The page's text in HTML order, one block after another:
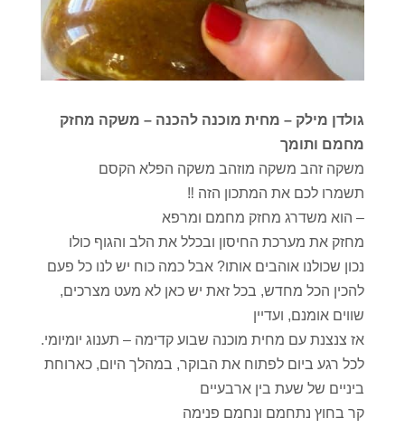
גולדן מילק – מחית מוכנה להכנה – משקה מחזק
מחמם ותומך
משקה זהב משקה מוזהב משקה הפלא הקסם
תשמרו לכם את המתכון הזה ‼️
– הוא משדרג מחזק מחמם ומרפא
מחזק את מערכת החיסון ובכלל את הלב והגוף כולו
נכון שכולנו אוהבים אותו? אבל כמה כוח יש לנו כל פעם
להכין הכל מחדש, בכל זאת יש כאן לא מעט מצרכים,
שווים אומנם, ועדיין
אז צנצנת עם מחית מוכנה שבוע קדימה – תענוג יומיומי.
לכל רגע ביום לפתוח את הבוקר, במהלך היום, כארוחת
ביניים של שעת בין ארבעיים
קר בחוץ נתחמם ונחמם פנימה